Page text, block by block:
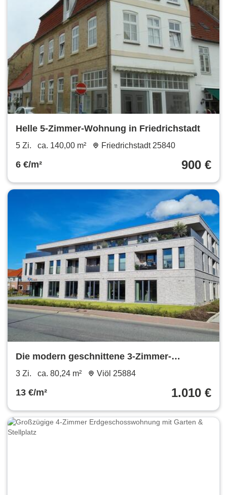
Helle 5-Zimmer-Wohnung in Friedrichstadt
5 Zi. ca. 140,00 m² Friedrichstadt 25840
6 €/m² 900 €
Die modern geschnittene 3-Zimmer-
Wohnung befindet sich im 1. Obergeschoss
bietet auf ca. 80,24 m² Wohnfläche ein
komfortables Zuhause. Helle Räume, ein...
3 Zi. ca. 80,24 m² Viöl 25884
13 €/m² 1.010 €